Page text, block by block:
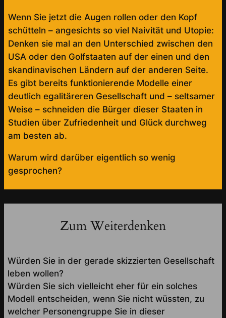
Wenn Sie jetzt die Augen rollen oder den Kopf
schütteln – angesichts so viel Naivität und Utopie:
Denken sie mal an den Unterschied zwischen den
USA oder den Golfstaaten auf der einen und den
skandinavischen Ländern auf der anderen Seite.
Es gibt bereits funktionierende Modelle einer
deutlich egalitäreren Gesellschaft und – seltsamer
Weise – schneiden die Bürger dieser Staaten in
Studien über Zufriedenheit und Glück durchweg
am besten ab.
Warum wird darüber eigentlich so wenig
gesprochen?
Zum Weiterdenken
Würden Sie in der gerade skizzierten Gesellschaft
leben wollen?
Würden Sie sich vielleicht eher für ein solches
Modell entscheiden, wenn Sie nicht wüssten, zu
welcher Personengruppe Sie in dieser